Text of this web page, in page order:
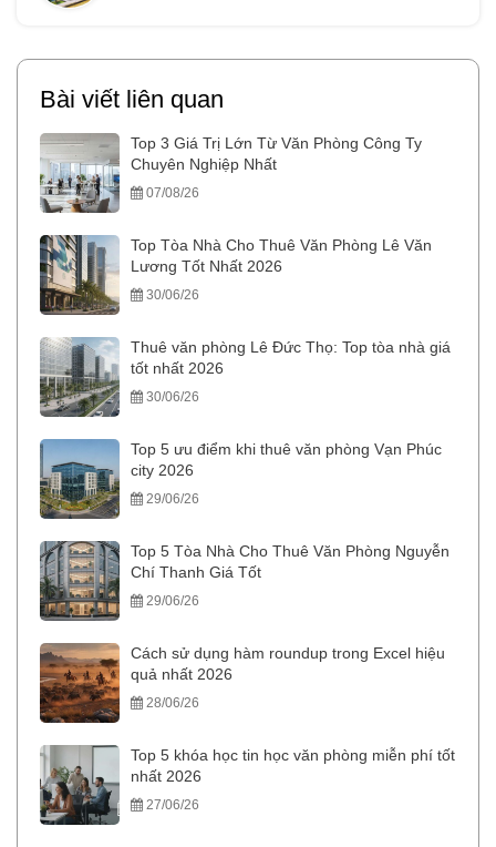
Bài viết liên quan
Top 3 Giá Trị Lớn Từ Văn Phòng Công Ty
Chuyên Nghiệp Nhất
07/08/26
Top Tòa Nhà Cho Thuê Văn Phòng Lê Văn
Lương Tốt Nhất 2026
30/06/26
Thuê văn phòng Lê Đức Thọ: Top tòa nhà giá
tốt nhất 2026
30/06/26
Top 5 ưu điểm khi thuê văn phòng Vạn Phúc
city 2026
29/06/26
Top 5 Tòa Nhà Cho Thuê Văn Phòng Nguyễn
Chí Thanh Giá Tốt
29/06/26
Cách sử dụng hàm roundup trong Excel hiệu
quả nhất 2026
28/06/26
Top 5 khóa học tin học văn phòng miễn phí tốt
nhất 2026
27/06/26